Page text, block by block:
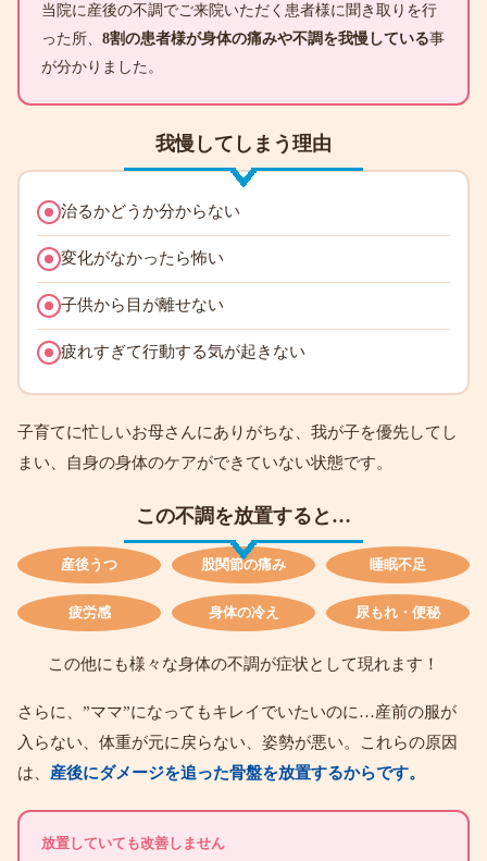
当院に産後の不調でご来院いただく患者様に聞き取りを行
った所、 8割の患者様が身体の痛みや不調を我慢している事
が分かりました。
我慢してしまう理由
治るかどうか分からない
変化がなかったら怖い
子供から目が離せない
疲れすぎて行動する気が起きない
子育てに忙しいお母さんにありがちな、我が子を優先してし
まい、自身の身体のケアができていない状態です。
この不調を放置すると…
産後うつ 股関節の痛み 睡眠不足
疲労感 身体の冷え 尿もれ・便秘
この他にも様々な身体の不調が症状として現れます！
さらに、”ママ”になってもキレイでいたいのに…産前の服が
入らない、体重が元に戻らない、姿勢が悪い。これらの原因
は、 産後にダメージを追った骨盤を放置するからです。
放置していても改善しません